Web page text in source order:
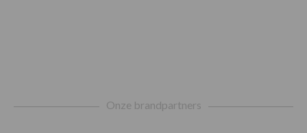
Onze brandpartners